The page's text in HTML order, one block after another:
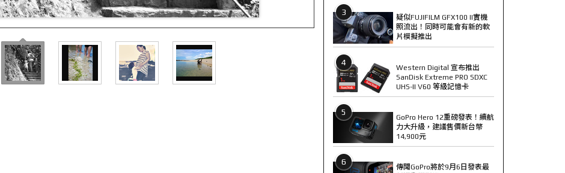
3
疑似FUJIFILM GFX100 II實機
照流出！同時可能會有新的軟
片模擬推出
4
Western Digital 宣布推出
SanDisk Extreme PRO SDXC
UHS-II V60 等級記憶卡
5
GoPro Hero 12重磅發表！續航
力大升級，建議售價新台幣
14,900元
6
傳聞GoPro將於9月6日發表最